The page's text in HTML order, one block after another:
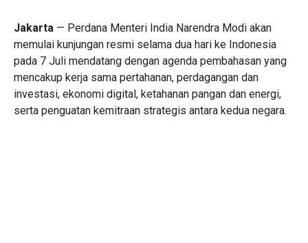
Jakarta — Perdana Menteri India Narendra Modi akan
memulai kunjungan resmi selama dua hari ke Indonesia
pada 7 Juli mendatang dengan agenda pembahasan yang
mencakup kerja sama pertahanan, perdagangan dan
investasi, ekonomi digital, ketahanan pangan dan energi,
serta penguatan kemitraan strategis antara kedua negara.